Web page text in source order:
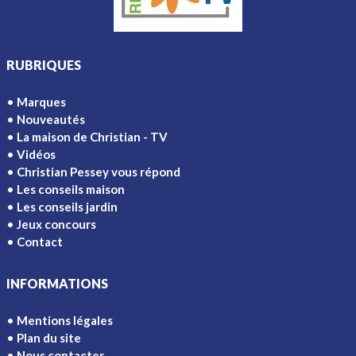
RUBRIQUES
Marques
Nouveautés
La maison de Christian - TV
Vidéos
Christian Pessey vous répond
Les conseils maison
Les conseils jardin
Jeux concours
Contact
INFORMATIONS
Mentions légales
Plan du site